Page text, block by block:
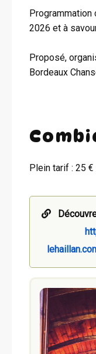
Programmation
2026 et à
Proposé,
Bordeaux
Plein tarif : 25